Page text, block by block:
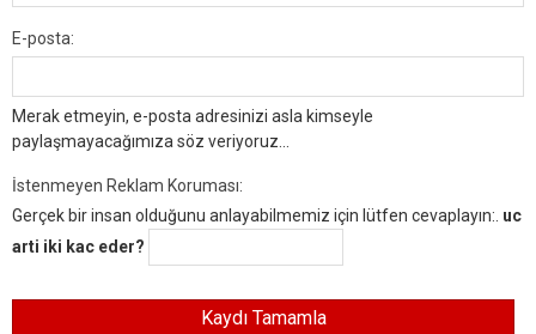
E-posta:
Merak etmeyin, e-posta adresinizi asla kimseyle
paylaşmayacağımıza söz veriyoruz...
İstenmeyen Reklam Koruması:
Gerçek bir insan olduğunu anlayabilmemiz için lütfen cevaplayın:. uc
arti iki kac eder?